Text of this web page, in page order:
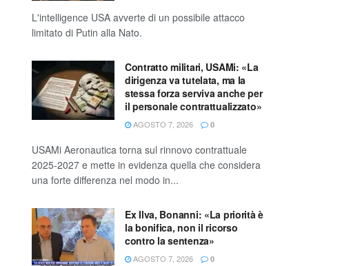
L'intelligence USA avverte di un possibile attacco
limitato di Putin alla Nato.
Contratto militari, USAMi: «La
dirigenza va tutelata, ma la
stessa forza serviva anche per
il personale contrattualizzato»
AGOSTO 7, 2026 0
USAMi Aeronautica torna sul rinnovo contrattuale
2025-2027 e mette in evidenza quella che considera
una forte differenza nel modo in...
Ex Ilva, Bonanni: «La priorità è
la bonifica, non il ricorso
contro la sentenza»
AGOSTO 7, 2026 0